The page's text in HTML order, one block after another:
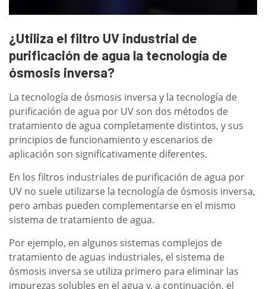
¿Utiliza el filtro UV industrial de
purificación de agua la tecnología de
ósmosis inversa?
La tecnología de ósmosis inversa y la tecnología de
purificación de agua por UV son dos métodos de
tratamiento de agua completamente distintos, y sus
principios de funcionamiento y escenarios de
aplicación son significativamente diferentes.
En los filtros industriales de purificación de agua por
UV no suele utilizarse la tecnología de ósmosis inversa,
pero ambas pueden complementarse en el mismo
sistema de tratamiento de agua.
Por ejemplo, en algunos sistemas complejos de
tratamiento de aguas industriales, el sistema de
ósmosis inversa se utiliza primero para eliminar las
impurezas solubles en el agua y, a continuación, el